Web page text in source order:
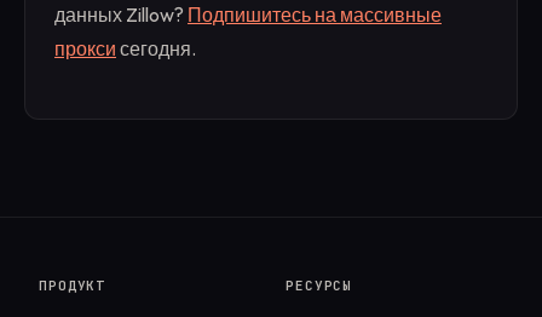
данных Zillow? Подпишитесь на массивные
прокси сегодня.
ПРОДУКТ РЕСУРСЫ